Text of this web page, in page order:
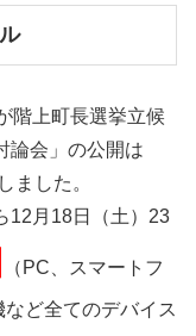
階上町長選挙立候
論会」の公開は
ました。
12月18日（土）23
（PC、スマートフ
ど全てのデバイス